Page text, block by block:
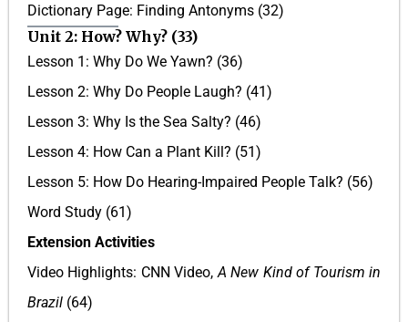
Dictionary Page: Finding Antonyms (32)
Unit 2: How? Why? (33)
Lesson 1: Why Do We Yawn? (36)
Lesson 2: Why Do People Laugh? (41)
Lesson 3: Why Is the Sea Salty? (46)
Lesson 4: How Can a Plant Kill? (51)
Lesson 5: How Do Hearing-Impaired People Talk? (56)
Word Study (61)
Extension Activities
Video Highlights: CNN Video, A New Kind of Tourism in
Brazil (64)